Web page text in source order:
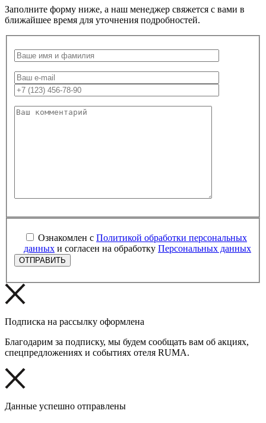
Заполните форму ниже, а наш менеджер свяжется с вами в
ближайшее время для уточнения подробностей.
Ознакомлен с Политикой обработки персональных
данных и согласен на обработку Персональных данных
Подписка на рассылку оформлена
Благодарим за подписку, мы будем сообщать вам об акциях,
спецпредложениях и событиях отеля RUMA.
Данные успешно отправлены